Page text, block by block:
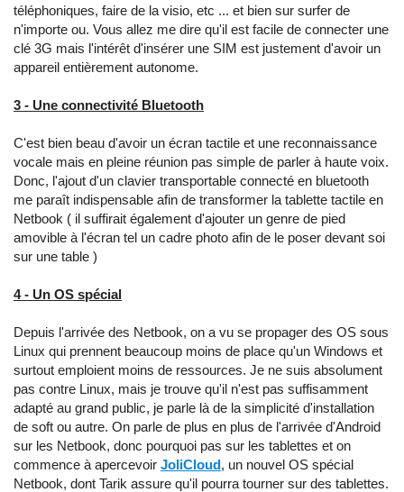
téléphoniques, faire de la visio, etc ... et bien sur surfer de
n'importe ou. Vous allez me dire qu'il est facile de connecter une
clé 3G mais l'intérêt d'insérer une SIM est justement d'avoir un
appareil entièrement autonome.
3 - Une connectivité Bluetooth
C'est bien beau d'avoir un écran tactile et une reconnaissance
vocale mais en pleine réunion pas simple de parler à haute voix.
Donc, l'ajout d'un clavier transportable connecté en bluetooth
me paraît indispensable afin de transformer la tablette tactile en
Netbook ( il suffirait également d'ajouter un genre de pied
amovible à l'écran tel un cadre photo afin de le poser devant soi
sur une table )
4 - Un OS spécial
Depuis l'arrivée des Netbook, on a vu se propager des OS sous
Linux qui prennent beaucoup moins de place qu'un Windows et
surtout emploient moins de ressources. Je ne suis absolument
pas contre Linux, mais je trouve qu'il n'est pas suffisamment
adapté au grand public, je parle là de la simplicité d'installation
de soft ou autre. On parle de plus en plus de l'arrivée d'Android
sur les Netbook, donc pourquoi pas sur les tablettes et on
commence à apercevoir JoliCloud, un nouvel OS spécial
Netbook, dont Tarik assure qu'il pourra tourner sur des tablettes.